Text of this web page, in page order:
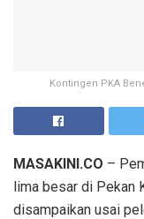
Kontingen PKA
MASAKINI.CO –
lima besar di Pekan
disampaikan usai